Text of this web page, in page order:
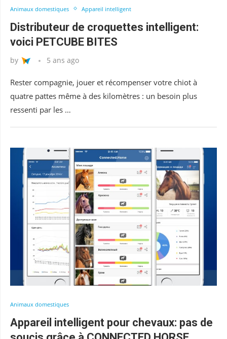
Animaux domestiques Appareil intelligent
Distributeur de croquettes intelligent:
voici PETCUBE BITES
by 5 ans ago
Rester compagnie, jouer et récompenser votre chiot à
quatre pattes même à des kilomètres : un besoin plus
ressenti par les …
Animaux domestiques
Appareil intelligent pour chevaux: pas de